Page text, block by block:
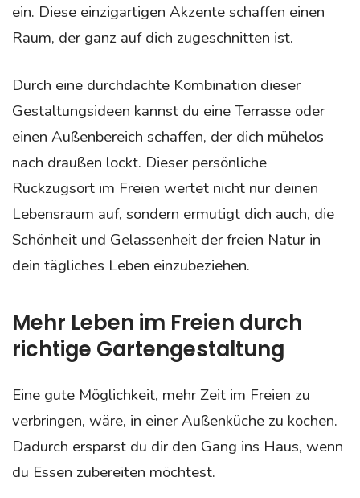
ein. Diese einzigartigen Akzente schaffen einen
Raum, der ganz auf dich zugeschnitten ist.
Durch eine durchdachte Kombination dieser
Gestaltungsideen kannst du eine Terrasse oder
einen Außenbereich schaffen, der dich mühelos
nach draußen lockt. Dieser persönliche
Rückzugsort im Freien wertet nicht nur deinen
Lebensraum auf, sondern ermutigt dich auch, die
Schönheit und Gelassenheit der freien Natur in
dein tägliches Leben einzubeziehen.
Mehr Leben im Freien durch
richtige Gartengestaltung
Eine gute Möglichkeit, mehr Zeit im Freien zu
verbringen, wäre, in einer Außenküche zu kochen.
Dadurch ersparst du dir den Gang ins Haus, wenn
du Essen zubereiten möchtest.